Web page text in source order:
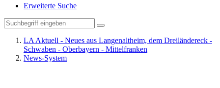
Erweiterte Suche
LA Aktuell - Neues aus Langenaltheim, dem Dreiländereck -
Schwaben - Oberbayern - Mittelfranken
News-System